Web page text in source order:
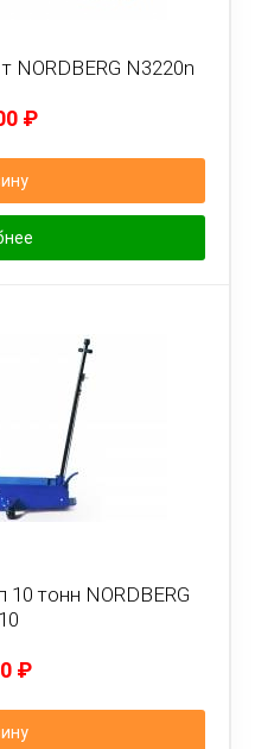
NORDBERG N3220n
₽
тонн NORDBERG
₽